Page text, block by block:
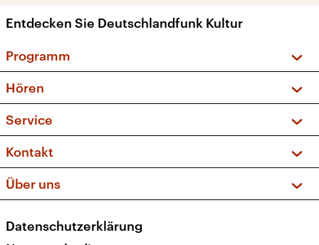
Entdecken Sie Deutschlandfunk Kultur
Programm
Sendungen und Podcasts
Musikliste
Kakadu – Das Kinderprogramm
Hören
Frequenzen (UKW + DAB+)
Service
FAQ
Apps
Newsletter
Veranstaltungen
Kontakt
Social Media
Über uns
Presse
Datenschutzerklärung